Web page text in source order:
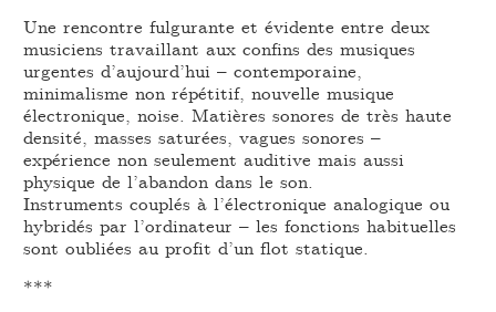
Une rencontre fulgurante et évidente entre deux
musiciens travaillant aux confins des musiques
urgentes d’aujourd’hui – contemporaine,
minimalisme non répétitif, nouvelle musique
électronique, noise. Matières sonores de très haute
densité, masses saturées, vagues sonores –
expérience non seulement auditive mais aussi
physique de l’abandon dans le son.
Instruments couplés à l’électronique analogique ou
hybridés par l’ordinateur – les fonctions habituelles
sont oubliées au profit d’un flot statique.
***